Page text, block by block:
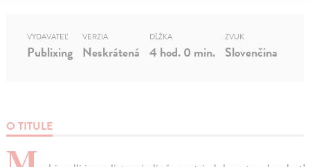
O TITULE
VYDAVATEĽ
Publixing
VERZIA
Neskrátená
DĹŽKA
4 hod. 0 min.
ZVUK
Slovenčina